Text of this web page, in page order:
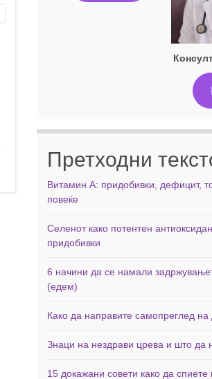
Претходни
Витамин А: придобивки, дефицит,
повеќе
Селенот како потентен
придобивки
6 начини да се намали
(едем)
Како да направите самопреглед на
Знаци на нездрави црева и што да
15 докажани совети како да